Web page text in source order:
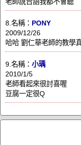
老師說台語我都不會聽
8.名稱： PONY
2009/12/26
哈哈 劉仁華老師的教學
9.名稱： 小瑀
2010/1/5
老師看起來很討喜喔
豆腐一定很Q